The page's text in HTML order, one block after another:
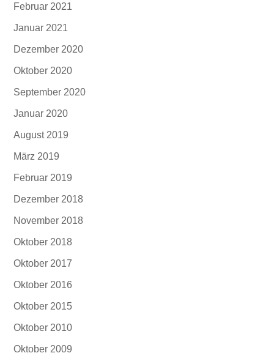
Februar 2021
Januar 2021
Dezember 2020
Oktober 2020
September 2020
Januar 2020
August 2019
März 2019
Februar 2019
Dezember 2018
November 2018
Oktober 2018
Oktober 2017
Oktober 2016
Oktober 2015
Oktober 2010
Oktober 2009